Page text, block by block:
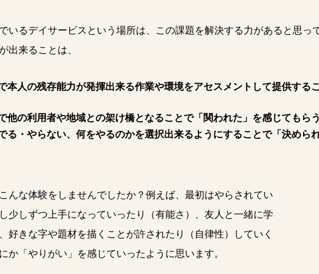
いるデイサービスという場所は、この課題を解決する力があると思っ
出来ることは、
本人の残存能力が発揮出来る作業や環境をアセスメントして提供する
他の利用者や地域との架け橋となることで「関われた」を感じてもら
る・やらない、何をやるのかを選択出来るようにすることで「決めら
んな体験をしませんでしたか？例えば、最初はやらされてい
少しずつ上手になっていったり（有能さ）、友人と一緒に学
好きな字や題材を描くことが許されたり（自律性）していく
か「やりがい」を感じていったように思います。